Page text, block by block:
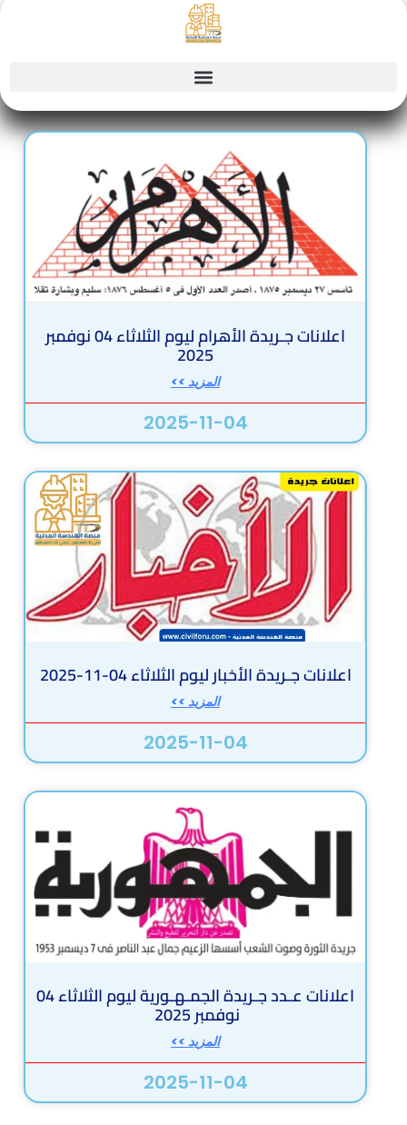
اعلانات جـريدة الأهرام ليوم الثلاثاء 04 نوفمبر
2025
المزيد >>
2025-11-04
اعلانات جـريدة الأخبار ليوم الثلاثاء 04-11-2025
المزيد >>
2025-11-04
اعلانات عـدد جـريدة الجمـهـورية ليوم الثلاثاء 04
نوفمبر 2025
المزيد >>
2025-11-04
Page
PagePagePagePage